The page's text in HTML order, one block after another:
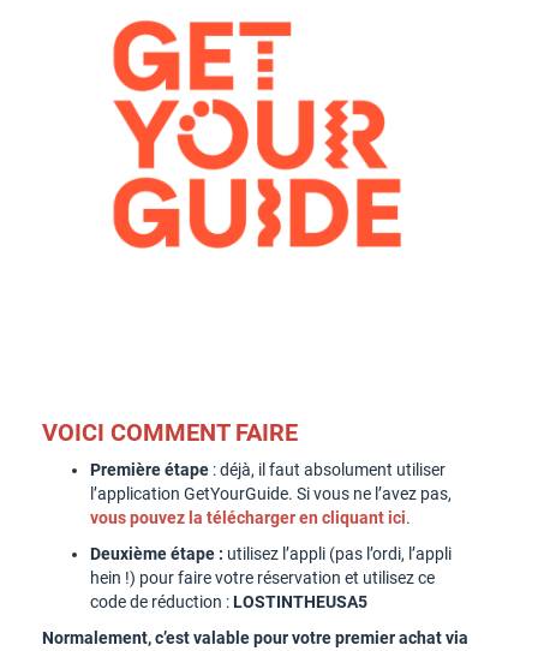
VOICI COMMENT FAIRE
Première étape : déjà, il faut absolument utiliser
l’application GetYourGuide. Si vous ne l’avez pas,
vous pouvez la télécharger en cliquant ici.
Deuxième étape : utilisez l’appli (pas l’ordi, l’appli
hein !) pour faire votre réservation et utilisez ce
code de réduction :LOSTINTHEUSA5
Normalement, c’est valable pour votre premier achat via